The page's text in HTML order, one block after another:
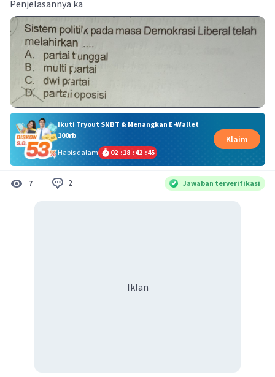
Penjelasannya ka
Ikuti Tryout SNBT & Menangkan E-Wallet
100rb
Habis dalam
02 :18 :42 :45
Klaim
7 2 Jawaban terverifikasi
Iklan